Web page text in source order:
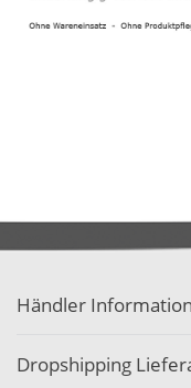
Händler
Dropshipping